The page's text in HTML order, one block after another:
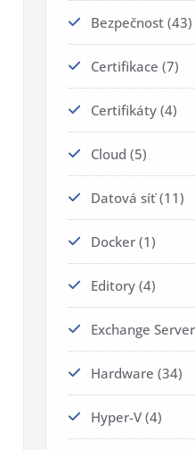
Bezpečnost (43)
Certifikace (7)
Certifikáty (4)
Cloud (5)
Datová síť(11)
Docker (1)
Editory (4)
Exchange Server
Hardware (34)
Hyper-V (4)